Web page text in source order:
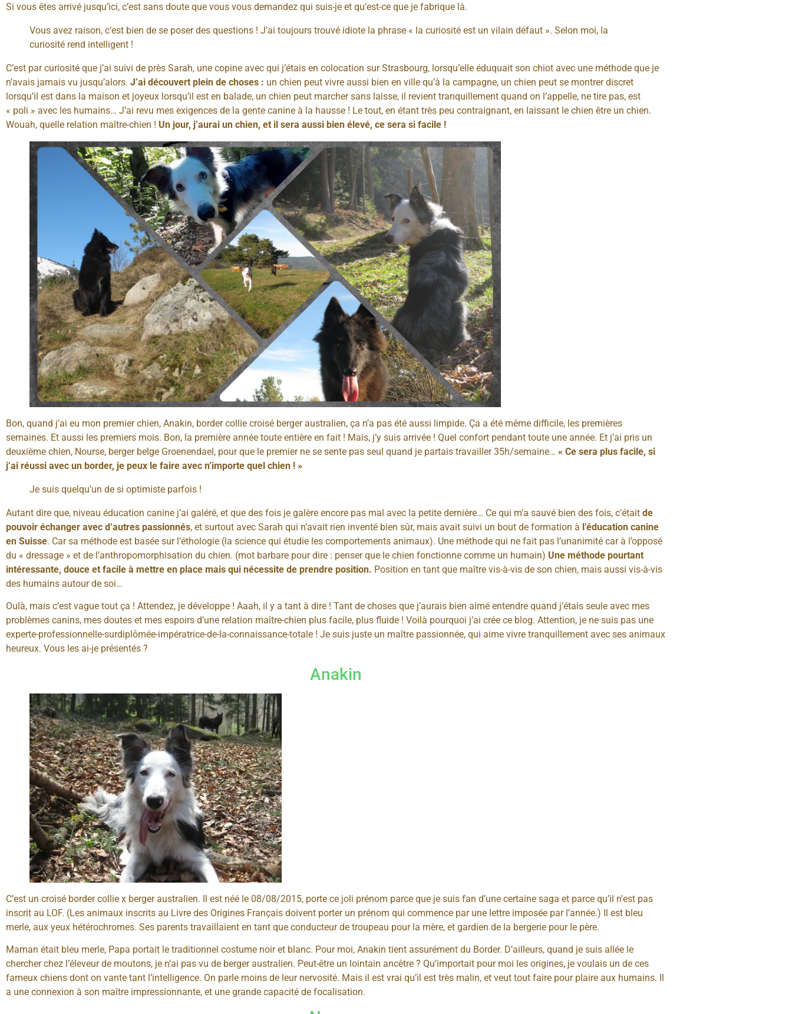
Si vous êtes arrivé jusqu’ici, c’est sans doute que vous vous demandez qui suis-je et qu’est-ce que je fabrique là.
Vous avez raison, c’est bien de se poser des questions ! J’ai toujours trouvé idiote la phrase « la curiosité est un vilain défaut ». Selon moi, la
curiosité rend intelligent !
C’est par curiosité que j’ai suivi de près Sarah, une copine avec qui j’étais en colocation sur Strasbourg, lorsqu’elle éduquait son chiot avec une méthode que je
n’avais jamais vu jusqu’alors. J’ai découvert plein de choses : un chien peut vivre aussi bien en ville qu’à la campagne, un chien peut se montrer discret
lorsqu’il est dans la maison et joyeux lorsqu’il est en balade, un chien peut marcher sans laisse, il revient tranquillement quand on l’appelle, ne tire pas, est
« poli » avec les humains… J’ai revu mes exigences de la gente canine à la hausse ! Le tout, en étant très peu contraignant, en laissant le chien être un chien.
Wouah, quelle relation maître-chien ! Un jour, j’aurai un chien, et il sera aussi bien élevé, ce sera si facile !
Bon, quand j’ai eu mon premier chien, Anakin, border collie croisé berger australien, ça n’a pas été aussi limpide. Ça a été même difficile, les premières
semaines. Et aussi les premiers mois. Bon, la première année toute entière en fait ! Mais, j’y suis arrivée ! Quel confort pendant toute une année. Et j’ai pris un
deuxième chien, Nourse, berger belge Groenendael, pour que le premier ne se sente pas seul quand je partais travailler 35h/semaine… « Ce sera plus facile, si
j’ai réussi avec un border, je peux le faire avec n’importe quel chien ! »
Je suis quelqu’un de si optimiste parfois !
Autant dire que, niveau éducation canine j’ai galéré, et que des fois je galère encore pas mal avec la petite dernière… Ce qui m’a sauvé bien des fois, c’était de
pouvoir échanger avec d’autres passionnés, et surtout avec Sarah qui n’avait rien inventé bien sûr, mais avait suivi un bout de formation à l’éducation canine
en Suisse. Car sa méthode est basée sur l’éthologie (la science qui étudie les comportements animaux). Une méthode qui ne fait pas l’unanimité car à l’opposé
du « dressage » et de l’anthropomorphisation du chien. (mot barbare pour dire : penser que le chien fonctionne comme un humain) Une méthode pourtant
intéressante, douce et facile à mettre en place mais qui nécessite de prendre position. Position en tant que maître vis-à-vis de son chien, mais aussi vis-à-vis
des humains autour de soi…
Oulà, mais c’est vague tout ça ! Attendez, je développe ! Aaah, il y a tant à dire ! Tant de choses que j’aurais bien aimé entendre quand j’étais seule avec mes
problèmes canins, mes doutes et mes espoirs d’une relation maître-chien plus facile, plus fluide ! Voilà pourquoi j’ai crée ce blog. Attention, je ne suis pas une
experte-professionnelle-surdiplômée-impératrice-de-la-connaissance-totale ! Je suis juste un maître passionnée, qui aime vivre tranquillement avec ses animaux
heureux. Vous les ai-je présentés ?
Anakin
C’est un croisé border collie x berger australien. Il est néé le 08/08/2015, porte ce joli prénom parce que je suis fan d’une certaine saga et parce qu’il n’est pas
inscrit au LOF. (Les animaux inscrits au Livre des Origines Français doivent porter un prénom qui commence par une lettre imposée par l’année.) Il est bleu
merle, aux yeux hétérochromes. Ses parents travaillaient en tant que conducteur de troupeau pour la mère, et gardien de la bergerie pour le père.
Maman était bleu merle, Papa portait le traditionnel costume noir et blanc. Pour moi, Anakin tient assurément du Border. D’ailleurs, quand je suis allée le
chercher chez l’éleveur de moutons, je n’ai pas vu de berger australien. Peut-être un lointain ancêtre ? Qu’importait pour moi les origines, je voulais un de ces
fameux chiens dont on vante tant l’intelligence. On parle moins de leur nervosité. Mais il est vrai qu’il est très malin, et veut tout faire pour plaire aux humains. Il
a une connexion à son maître impressionnante, et une grande capacité de focalisation.